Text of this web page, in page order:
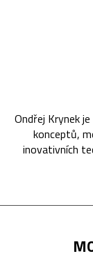
Ondřej Krynek
konceptů,
inovativních